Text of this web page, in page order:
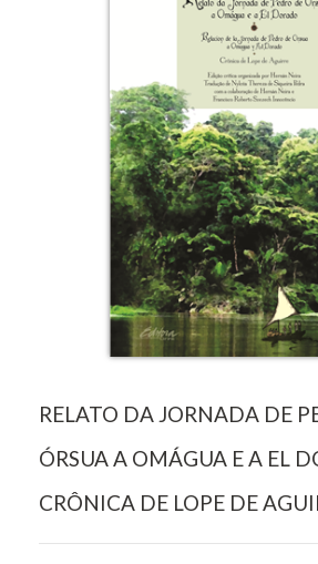
RELATO DA JORNADA DE
ÓRSUA A OMÁGUA E A EL
CRÔNICA DE LOPE DE